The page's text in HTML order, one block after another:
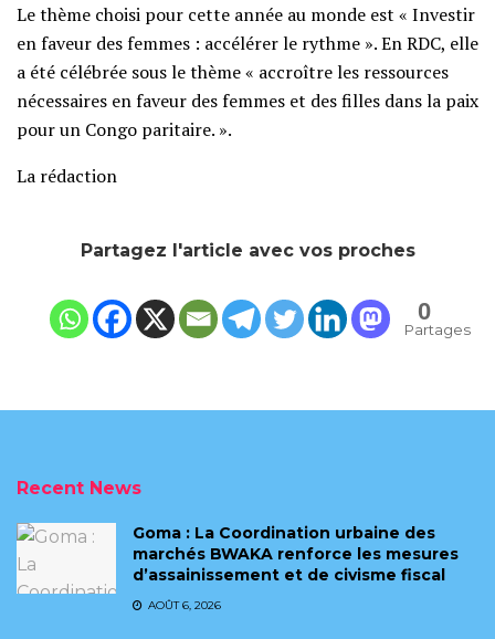
Le thème choisi pour cette année au monde est « Investir
en faveur des femmes : accélérer le rythme ». En RDC, elle
a été célébrée sous le thème « accroître les ressources
nécessaires en faveur des femmes et des filles dans la paix
pour un Congo paritaire. ».
La rédaction
Partagez l'article avec vos proches
0
Partages
Recent News
Goma : La Coordination urbaine des
marchés BWAKA renforce les mesures
d’assainissement et de civisme fiscal
AOÛT 6, 2026